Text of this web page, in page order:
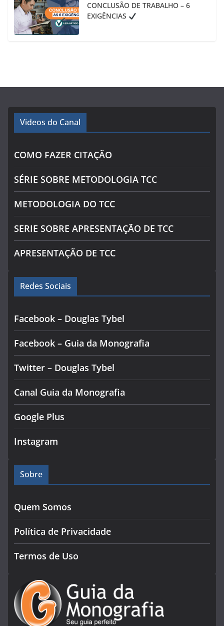
CONCLUSÃO DE TRABALHO – 6
EXIGÊNCIAS
Videos do Canal
COMO FAZER CITAÇÃO
SÉRIE SOBRE METODOLOGIA TCC
METODOLOGIA DO TCC
SERIE SOBRE APRESENTAÇÃO DE TCC
APRESENTAÇÃO DE TCC
Redes Sociais
Facebook – Douglas Tybel
Facebook – Guia da Monografia
Twitter – Douglas Tybel
Canal Guia da Monografia
Google Plus
Instagram
Sobre
Quem Somos
Política de Privacidade
Termos de Uso